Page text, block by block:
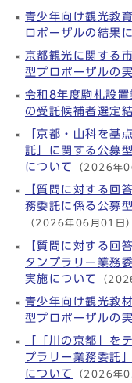
青少年向け観光教
ロポーザルの結果
京都観光に関する
型プロポーザルの
令和8年度駒札設
の受託候補者選定
「京都・山科を基
託」に関する公募
について
（2026年
【質問に対する回
務委託に係る公募
（2026年06月01日）
【質問に対する回
タンプラリー業務
実施について
（
青少年向け観光教
型プロポーザルの
「「川の京都」を
プラリー業務委託
について
（2026年